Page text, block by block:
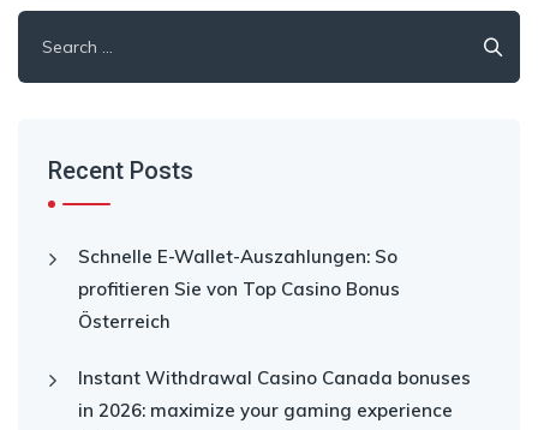
for:
Recent Posts
Schnelle E-Wallet-Auszahlungen: So
profitieren Sie von Top Casino Bonus
Österreich
Instant Withdrawal Casino Canada bonuses
in 2026: maximize your gaming experience